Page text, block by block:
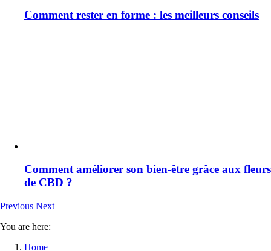
Comment rester en forme : les meilleurs conseils
Comment améliorer son bien-être grâce aux fleurs
de CBD ?
Previous Next
You are here:
Home